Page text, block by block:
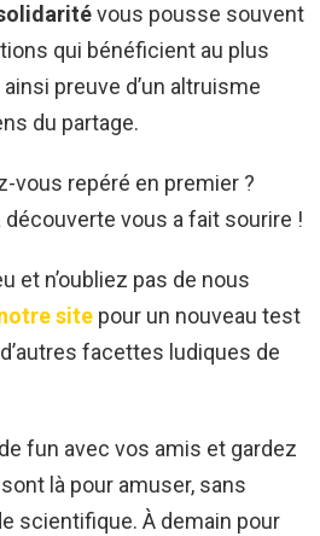
vous pousse souvent
qui bénéficient au plus
preuve d’un altruisme
du partage.
vous repéré en premier ?
vous a fait sourire !
et n’oubliez pas de nous
site pour un nouveau test
facettes ludiques de
fun avec vos amis et gardez
là pour amuser, sans
scientifique. À demain pour